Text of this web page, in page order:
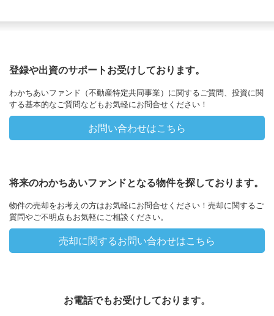
登録や出資のサポートお受けしております。
わかちあいファンド（不動産特定共同事業）に関するご質問、投資に関
する基本的なご質問などもお気軽にお問合せください！
お問い合わせはこちら
将来のわかちあいファンドとなる物件を探しております。
物件の売却をお考えの方はお気軽にお問合せください！売却に関するご
質問やご不明点もお気軽にご相談ください。
売却に関するお問い合わせはこちら
お電話でもお受けしております。